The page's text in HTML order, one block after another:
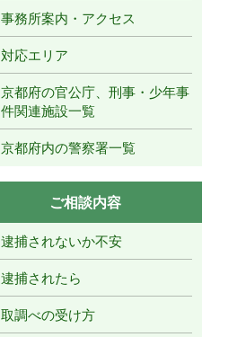
事務所案内・アクセス
対応エリア
京都府の官公庁、刑事・少年事
件関連施設一覧
京都府内の警察署一覧
ご相談内容
逮捕されないか不安
逮捕されたら
取調べの受け方